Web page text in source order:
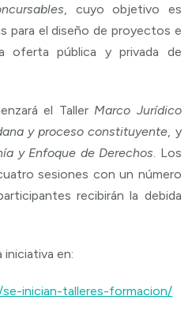
, cuyo objetivo es
para el diseño de proyectos e
oferta pública y privada de
el Taller Marco Jurídico
y proceso constituyente , y
y Enfoque de Derechos . Los
sesiones con un número
recibirán la debida
en:
inician-talleres-formacion/